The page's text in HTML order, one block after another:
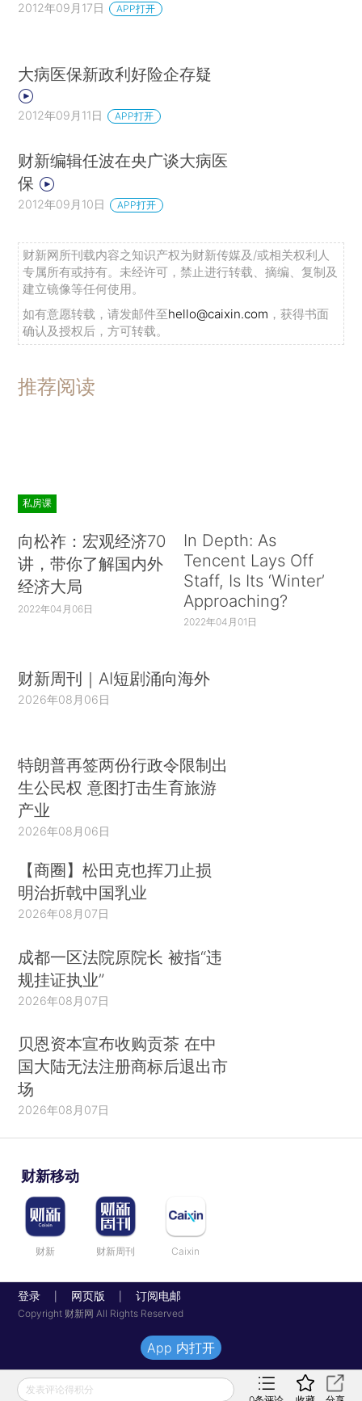
2012年09月17日 APP打开
大病医保新政利好险企存疑
2012年09月11日 APP打开
财新编辑任波在央广谈大病医
保
2012年09月10日 APP打开
财新网所刊载内容之知识产权为财新传媒及/或相关权利人
专属所有或持有。未经许可，禁止进行转载、摘编、复制及
建立镜像等任何使用。
如有意愿转载，请发邮件至hello@caixin.com ，获得书面
确认及授权后，方可转载。
推荐阅读
私房课
向松祚：宏观经济70
讲，带你了解国内外
经济大局
2022年04月06日
In Depth: As
Tencent Lays Off
Staff, Is Its ‘Winter’
Approaching?
2022年04月01日
财新周刊｜AI短剧涌向海外
2026年08月06日
特朗普再签两份行政令限制出
生公民权 意图打击生育旅游
产业
2026年08月06日
【商圈】松田克也挥刀止损
明治折戟中国乳业
2026年08月07日
成都一区法院原院长 被指“违
规挂证执业”
2026年08月07日
贝恩资本宣布收购贡茶 在中
国大陆无法注册商标后退出市
场
2026年08月07日
财新移动
财新 财新周刊 Caixin
登录 网页版 订阅电邮
Copyright 财新网 All Rights Reserved
发表评论得积分
App 内打开